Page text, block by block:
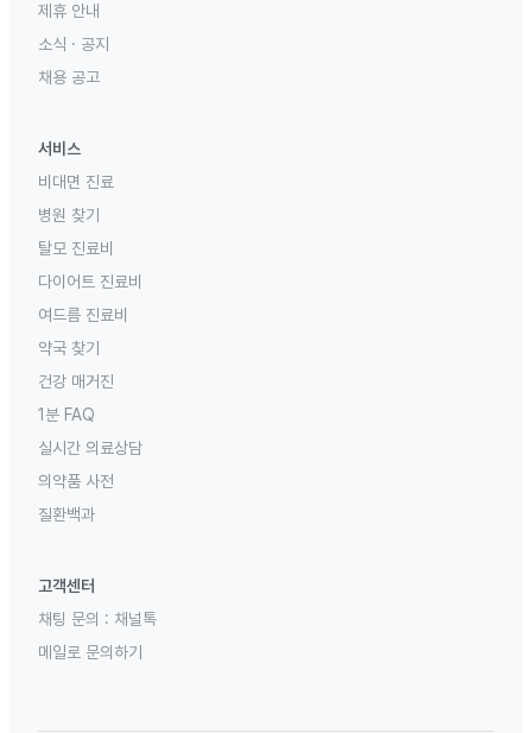
제휴 안내
소식 · 공지
채용 공고
서비스
비대면 진료
병원 찾기
탈모 진료비
다이어트 진료비
여드름 진료비
약국 찾기
건강 매거진
1분 FAQ
실시간 의료상담
의약품 사전
질환백과
고객센터
채팅 문의 : 채널톡
메일로 문의하기